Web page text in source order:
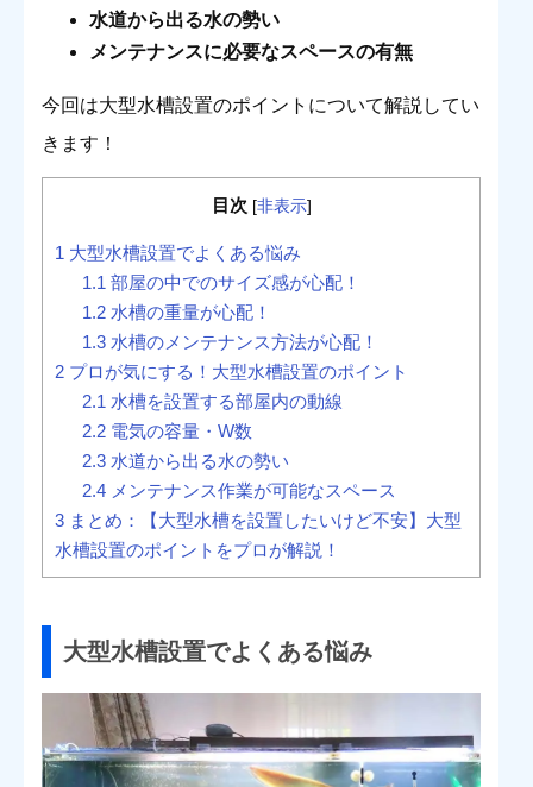
水道から出る水の勢い
メンテナンスに必要なスペースの有無
今回は大型水槽設置のポイントについて解説してい
きます！
目次 [非表示]
1 大型水槽設置でよくある悩み
1.1部屋の中でのサイズ感が心配！
1.2水槽の重量が心配！
1.3水槽のメンテナンス方法が心配！
2 プロが気にする！大型水槽設置のポイント
2.1水槽を設置する部屋内の動線
2.2電気の容量・W数
2.3水道から出る水の勢い
2.4メンテナンス作業が可能なスペース
3 まとめ：【大型水槽を設置したいけど不安】大型
水槽設置のポイントをプロが解説！
大型水槽設置でよくある悩み